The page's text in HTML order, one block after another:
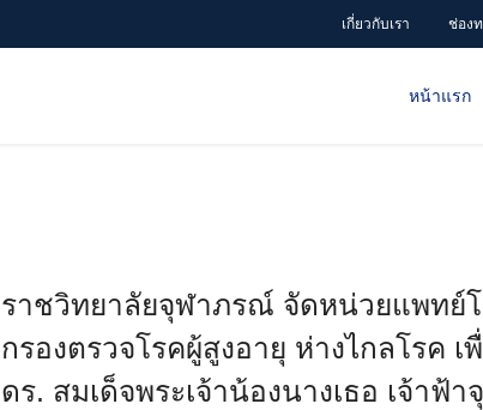
เกี่ยวกับเรา ช่อง
หน้าแรก
ราชวิทยาลัยจุฬาภรณ์ จัดหน่วยแพทย์
กรองตรวจโรคผู้สูงอายุ ห่างไกลโรค
ดร. สมเด็จพระเจ้าน้องนางเธอ เจ้า